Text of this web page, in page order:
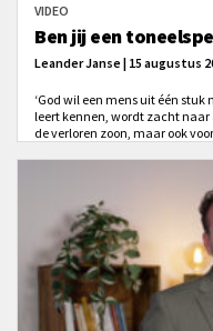
VIDEO
Ben jij een
Leander Janse | 15 augustus
‘God wil een mens uit één
leert kennen, wordt zacht naar
de verloren zoon, maar ook